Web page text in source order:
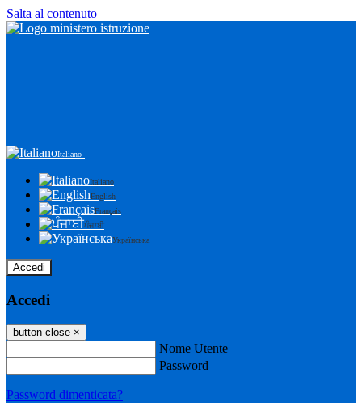
Salta al contenuto
Italiano
Italiano
English
Français
ਪੰਜਾਬੀ
Українська
Accedi
Accedi
button close ×
Nome Utente
Password
Password dimenticata?